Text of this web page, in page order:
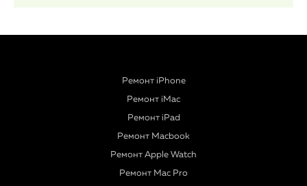
Ремонт iPhone
Ремонт iMac
Ремонт iPad
Ремонт Macbook
Ремонт Apple Watch
Ремонт Mac Pro